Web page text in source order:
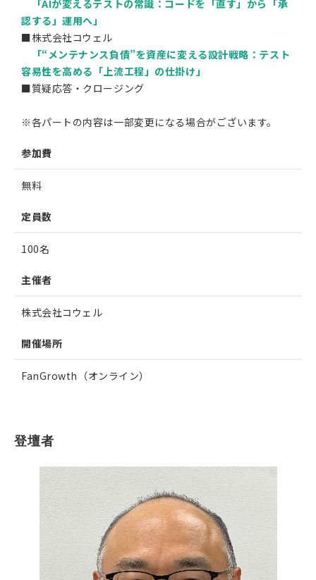
「AIが変えるテストの常識：コードを「直す」から「承
認する」運用へ」
■株式会社コウェル
「“メンテナンス負債”を資産に変える設計戦略：テスト
容易性を高める「上流工程」の仕掛け」
■質疑応答・クロージング
※各パートの内容は一部変更になる場合がございます。
参加費
無料
定員数
100名
主催者
株式会社コウェル
開催場所
FanGrowth（オンライン）
登壇者